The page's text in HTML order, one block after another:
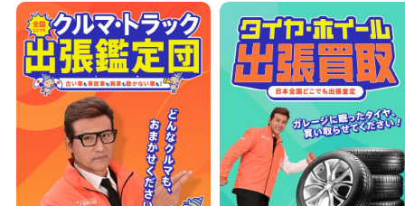
ご利用者は、自己の責任において本サービスを利用するものとし、
本サービスを利用してなされた一切の行為及びその結果について一
切の責任を負います。万一、ご利用者の行為により、当社または第
三者に損害が発生した場合、当該損害の全額を補償するものとしま
す。
第４条（本サービスにおける保証）
01当社は、クチコミの内容に関して、その正確性・合法性・完全
性・有用性などいかなる保証も致しません。
02当社は、ご利用者が本サービスを利用するにあたって生じた損害
（クチコミの内容、リンク設定された外部ウェブサイトによって生